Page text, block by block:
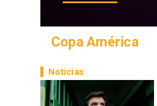
Copa América
Noticias